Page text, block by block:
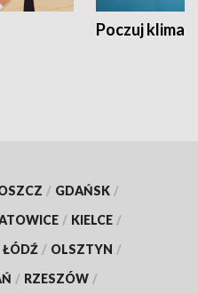
Poczuj klimat
/ GDAŃSK /
/ KIELCE /
ŁÓDŹ / OLSZTYN /
/ RZESZÓW /